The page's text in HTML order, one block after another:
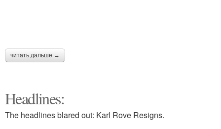
читать дальше →
Headlines:
The headlines blared out: Karl Rove Resigns.